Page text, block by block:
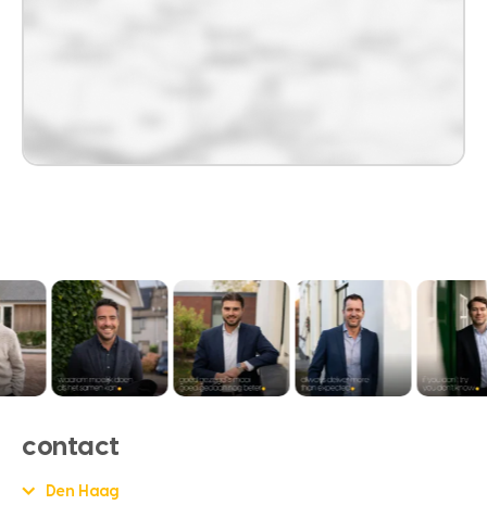
contact
Den Haag